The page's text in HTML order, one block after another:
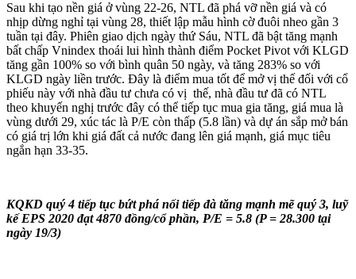
Sau khi tạo nền giá ở vùng 22-26, NTL đã phá vỡ nền giá và có
nhịp dừng nghỉ tại vùng 28, thiết lập mẫu hình cờ đuôi nheo gần 3
tuần tại đây. Phiên giao dịch ngày thứ Sáu, NTL đã bật tăng mạnh
bất chấp Vnindex thoái lui hình thành điểm Pocket Pivot với KLGD
tăng gần 100% so với bình quân 50 ngày, và tăng 283% so với
KLGD ngày liền trước. Đây là điểm mua tốt để mở vị thế đối với cổ
phiếu này với nhà đầu tư chưa có vị thế, nhà đầu tư đã có NTL
theo khuyến nghị trước đây có thể tiếp tục mua gia tăng, giá mua là
vùng dưới 29, xúc tác là P/E còn thấp (5.8 lần) và dự án sắp mở bán
có giá trị lớn khi giá đất cả nước đang lên giá mạnh, giá mục tiêu
ngắn hạn 33-35.
KQKD quý 4 tiếp tục bứt phá nối tiếp đà tăng mạnh mẽ quý 3, luỹ
kế EPS 2020 đạt 4870 đồng/cổ phần, P/E = 5.8 (P = 28.300 tại
ngày 19/3)